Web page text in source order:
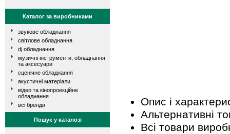
Каталог за виробниками
звукове обладнання
світлове обладнання
dj обладнання
музичні інструменти, обладнання
та аксесуари
сценічне обладнання
акустичні матеріали
відео та кінопроекційне
обладнання
всі бренди
Пошук у каталозі
Опис і
Альтернативні
Всі товари